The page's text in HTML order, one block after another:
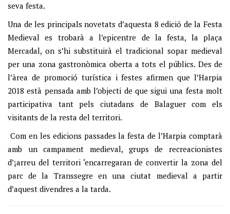
seva festa.
Una de les principals novetats d’aquesta 8 edició de la Festa
Medieval es trobarà a l’epicentre de la festa, la plaça
Mercadal, on s’hi substituirà el tradicional sopar medieval
per una zona gastronòmica oberta a tots el públics. Des de
l’àrea de promoció turística i festes afirmen que l’Harpia
2018 està pensada amb l’objecti de que sigui una festa molt
participativa tant pels ciutadans de Balaguer com els
visitants de la resta del territori.
Com en les edicions passades la festa de l’Harpia comptarà
amb un campament medieval, grups de recreacionistes
d’¡arreu del territori ‘encarregaran de convertir la zona del
parc de la Transsegre en una ciutat medieval a partir
d’aquest divendres a la tarda.